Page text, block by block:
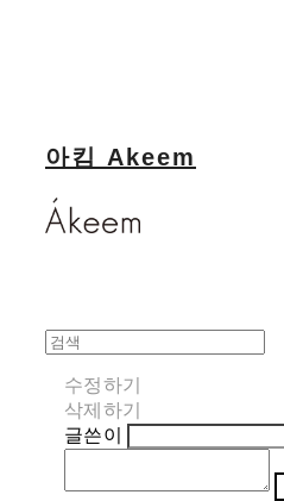
아킴 Akeem
수정하기
삭제하기
글쓴이